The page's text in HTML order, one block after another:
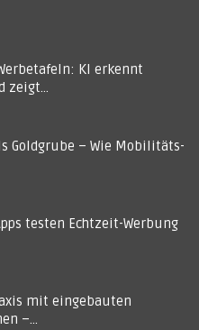
KI erkennt
zeigt…
Goldgrube – Wie Mobilitäts-
testen Echtzeit-Werbung
mit eingebauten
–…